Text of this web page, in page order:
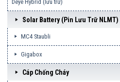
Deye Hybrid (lưu trữ)
Solar Battery (pin Lưu Trữ NLMT)
MC4 Staubli
Gigabox
Cáp Chống Cháy